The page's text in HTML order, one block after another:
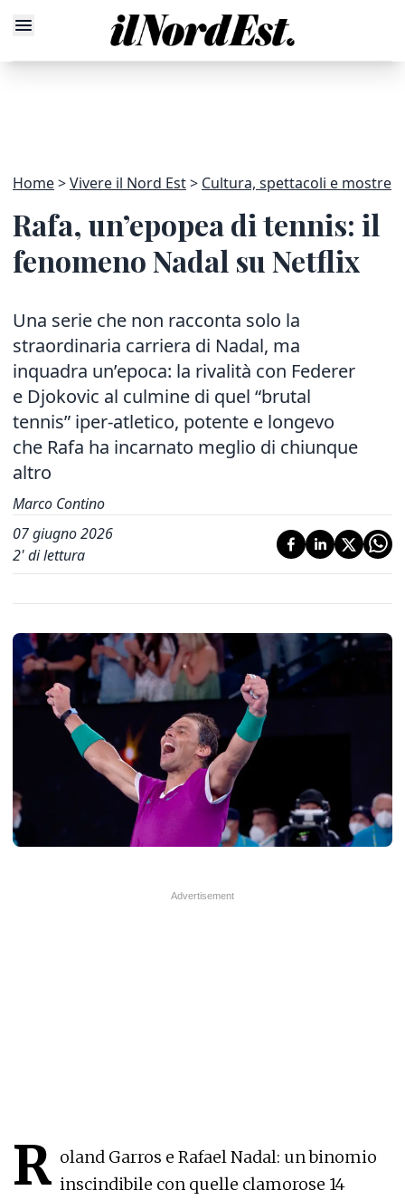
Home Vivere il Nord Est Cultura, spettacoli e mostre
Rafa, un’epopea di tennis: il
fenomeno Nadal su Netflix
Una serie che non racconta solo la
straordinaria carriera di Nadal, ma
inquadra un’epoca: la rivalità con Federer
e Djokovic al culmine di quel “brutal
tennis” iper-atletico, potente e longevo
che Rafa ha incarnato meglio di chiunque
altro
Marco Contino
07 giugno 2026
2' di lettura
R oland Garros e Rafael Nadal: un binomio
inscindibile con quelle clamorose 14